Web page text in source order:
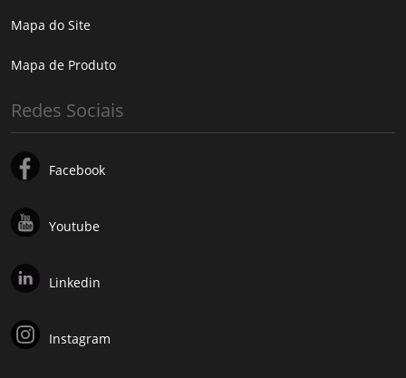
Mapa do Site
Mapa de Produto
Redes Sociais
Facebook
Youtube
Linkedin
Instagram